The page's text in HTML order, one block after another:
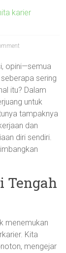
karier
opini—semua
sering
itu? Dalam
untuk
tampaknya
dan
diri sendiri.
Tengah
menemukan
Kita
mengejar